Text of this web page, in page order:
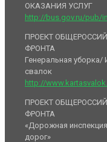
ОКАЗАНИЯ УСЛУГ
http://bus.gov.ru/pub/
ПРОЕКТ
ФРОНТА
Генеральная уборка/
свалок
http://
ПРОЕКТ
ФРОНТА
«Дорожная
дорог»